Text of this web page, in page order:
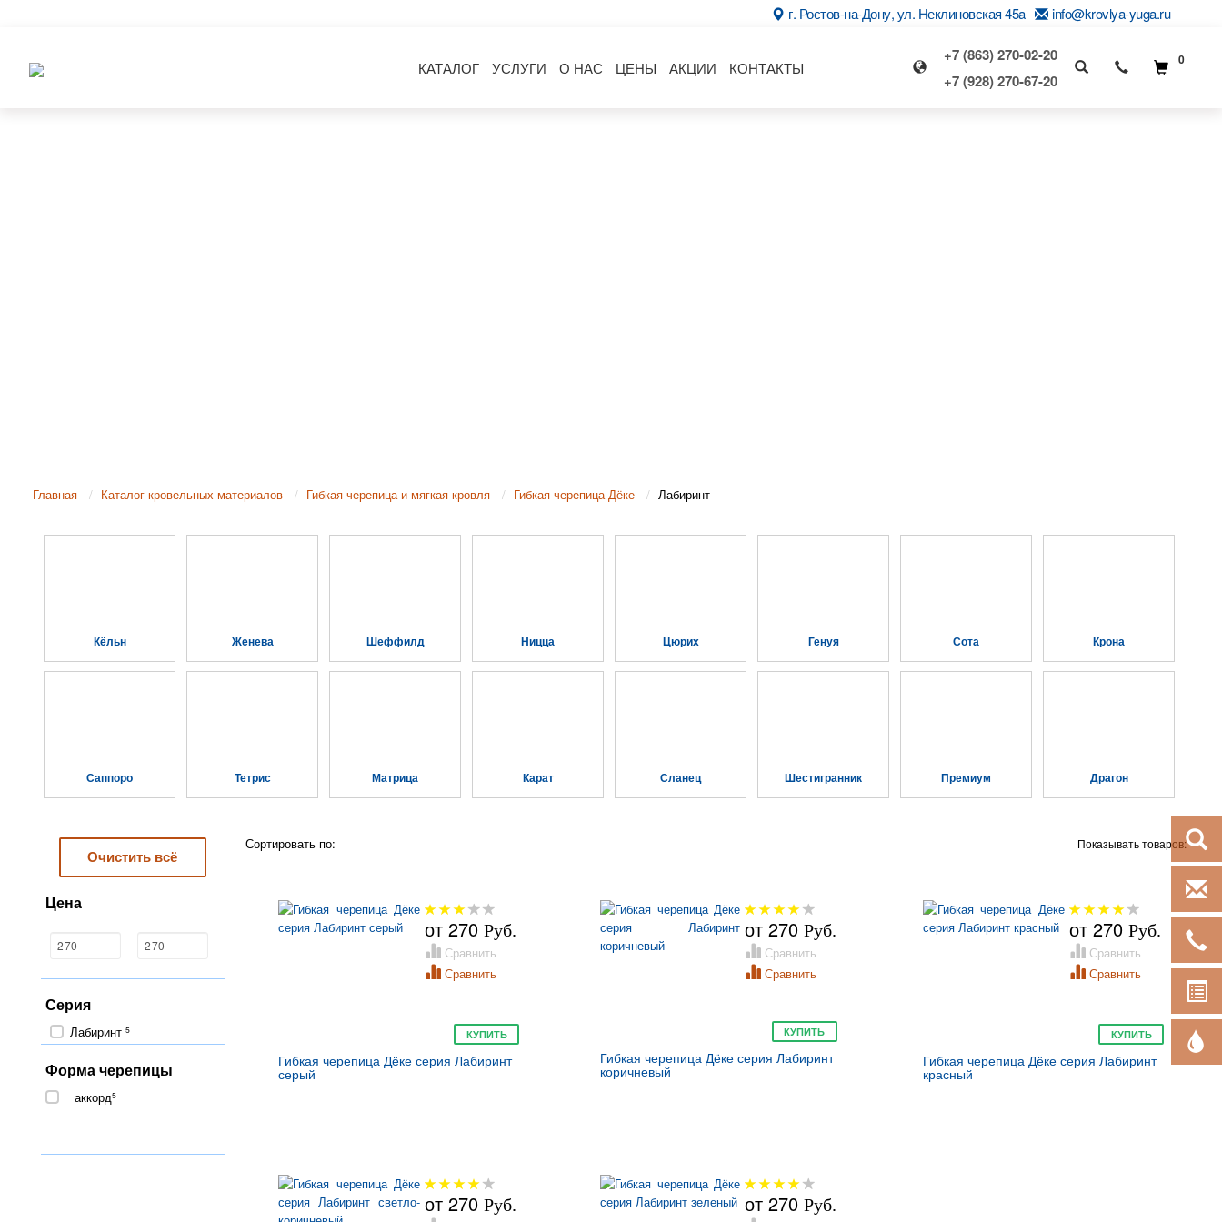
г. Ростов-на-Дону, ул. Неклиновская 45a info@krovlya-yuga.ru
+7 (863) 270-02-20
+7 (928) 270-67-20
0
КАТАЛОГ УСЛУГИ О НАС ЦЕНЫ АКЦИИ КОНТАКТЫ
Главная Каталог кровельных материалов Гибкая черепица и мягкая кровля Гибкая черепица Дёке Лабиринт
Кёльн Женева Шеффилд Ницца Цюрих Генуя Сота Крона
Саппоро Тетрис Матрица Карат Сланец Шестигранник Премиум Драгон
Очистить всё
Цена
Серия
Лабиринт 5
Форма черепицы
аккорд5
Сортировать по: Показывать товаров:
от270 Руб.
Сравнить
Сравнить
КУПИТЬ
Гибкая черепица Дёке серия Лабиринт
серый
от 270 Руб.
Сравнить
Сравнить
КУПИТЬ
Гибкая черепица Дёке серия Лабиринт
коричневый
от270 Руб.
Сравнить
Сравнить
КУПИТЬ
Гибкая черепица Дёке серия Лабиринт
красный
от270 Руб. от 270 Руб.